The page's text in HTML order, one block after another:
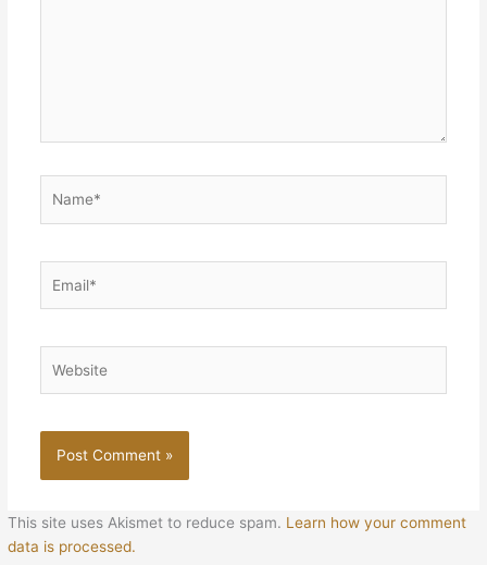
This site uses Akismet to reduce spam. Learn how your comment
data is processed.